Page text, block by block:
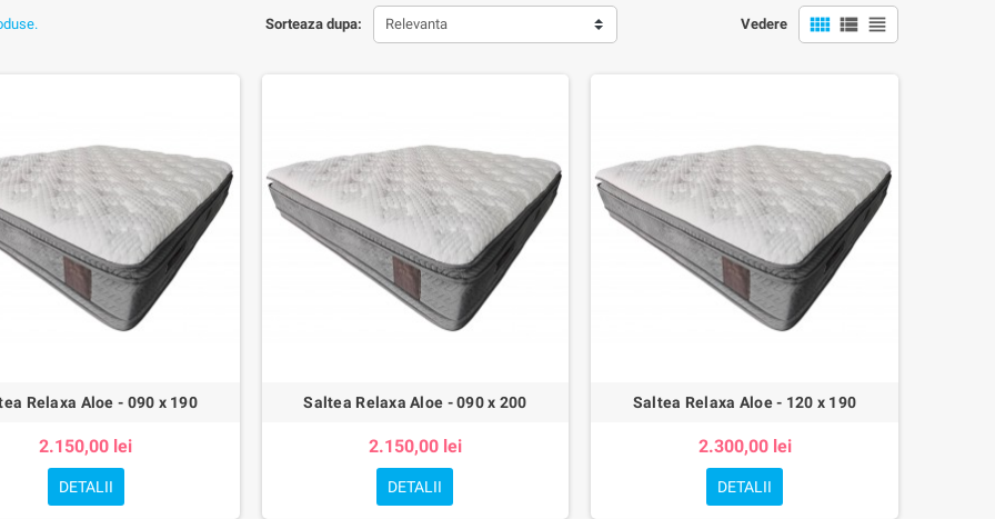
Sorteaza dupa: Relevanta Vedere view_comfy view_list view_headline
Relaxa Aloe - 090 x 190
2.150,00 lei
DETALII
Saltea Relaxa Aloe - 090 x 200
2.150,00 lei
DETALII
Saltea Relaxa Aloe - 120 x 190
2.300,00 lei
DETALII